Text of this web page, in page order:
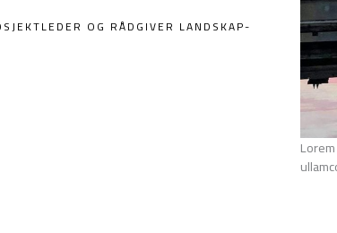
OG RÅDGIVER LANDSKAP-